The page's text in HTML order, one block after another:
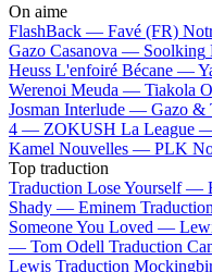
On aime
FlashBack — Favé (FR)
Gazo Casanova — Soolking
Heuss L'enfoiré Bécane —
Werenoi Meuda — Tiakola
Josman Interlude — Gazo &
4 — ZOKUSH La League
Kamel Nouvelles — PLK
Top traduction
Traduction Lose Yourself —
Shady — Eminem
Someone You Loved —
— Tom Odell Traduction
Lewis Traduction